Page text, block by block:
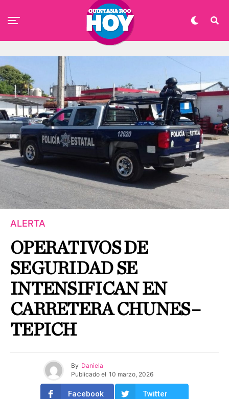
ALERTA
OPERATIVOS DE
SEGURIDAD SE
INTENSIFICAN EN
CARRETERA CHUNES–
TEPICH
By Daniela
Publicado el 10 marzo, 2026
Facebook Twitter